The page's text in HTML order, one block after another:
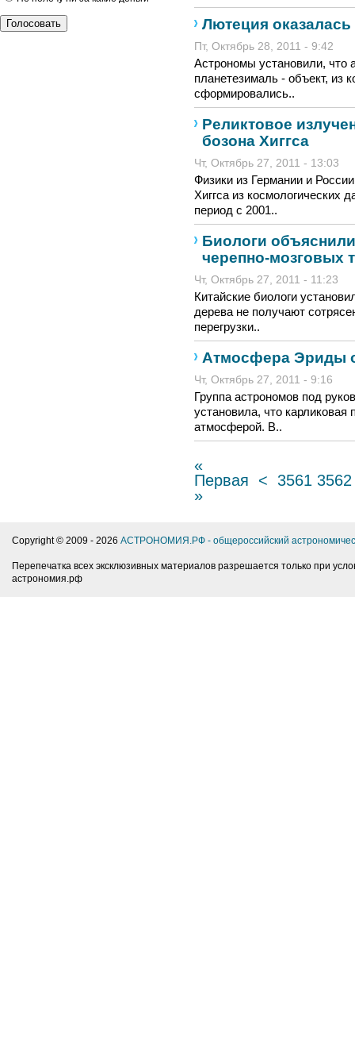
Лютеция
Пт, Октябрь 28, 2011 - 9:42
Астрономы установили, что
планетезималь - объект, из
сформировались..
Реликтовое
бозона Хиггса
Чт, Октябрь 27, 2011 - 13:03
Физики из Германии и
Хиггса из космологических
период с 2001..
Биологи
черепно-мозговых
Чт, Октябрь 27, 2011 - 11:23
Китайские биологи
дерева не получают
перегрузки..
Атмосфера Эриды
Чт, Октябрь 27, 2011 - 9:16
Группа астрономов под
установила, что
атмосферой. В..
«
Первая
< 3561 3562
»
Copyright © 2009 - 2026 АСТРОНОМИЯ.РФ - общероссийский
Перепечатка всех эксклюзивных материалов разрешается только при
астрономия.рф